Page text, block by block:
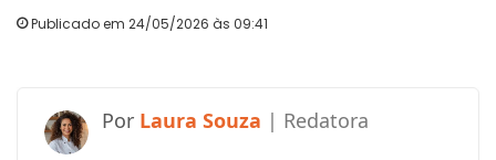
Publicado em 24/05/2026 às 09:41
Laura Souza